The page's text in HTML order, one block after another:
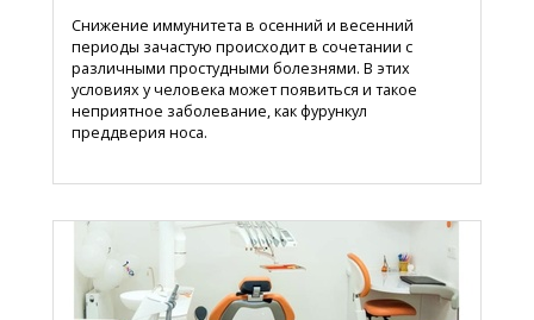
Снижение иммунитета в осенний и весенний
периоды зачастую происходит в сочетании с
различными простудными болезнями. В этих
условиях у человека может появиться и такое
неприятное заболевание, как фурункул
преддверия носа.